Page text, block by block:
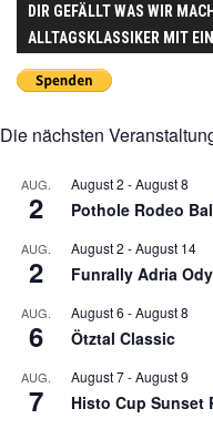
DIR GEFÄLLT WAS WIR
ALLTAGSKLASSIKER MIT
Die nächsten
AUG.
2
August 2 -August 8
Pothole Rodeo
AUG.
2
August 2 -August 14
Funrally Adria
AUG.
6
August 6 -August 8
Ötztal Classic
AUG.
7
August 7-August 9
Histo Cup Sunset